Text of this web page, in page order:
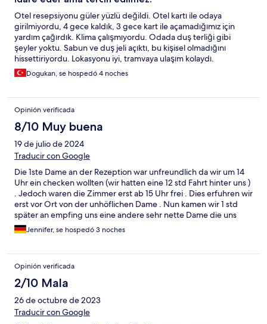
Otel resepsiyonu güler yüzlü değildi. Otel kartı ile odaya
girilmiyordu, 4 gece kaldık, 3 gece kart ile açamadığımız için
yardım çağırdık. Klima çalışmıyordu. Odada duş terliği gibi
şeyler yoktu. Sabun ve duş jeli açıktı, bu kişisel olmadığını
hissettiriyordu. Lokasyonu iyi, tramvaya ulaşım kolaydı.
Dogukan, se hospedó 4 noches
Opinión verificada
8/10 Muy buena
19 de julio de 2024
Traducir con Google
Die 1ste Dame an der Rezeption war unfreundlich da wir um 14
Uhr ein checken wollten (wir hatten eine 12 std Fahrt hinter uns )
. Jedoch waren die Zimmer erst ab 15 Uhr frei . Dies erfuhren wir
erst vor Ort von der unhöflichen Dame . Nun kamen wir 1 std
später an empfing uns eine andere sehr nette Dame die uns
dann zeigt wo unser Zimmer ist . Wir hatte trotzdessen eine sehr
tolle Unterkunft und war zufrieden
Jennifer, se hospedó 3 noches
Opinión verificada
2/10 Mala
26 de octubre de 2023
Traducir con Google